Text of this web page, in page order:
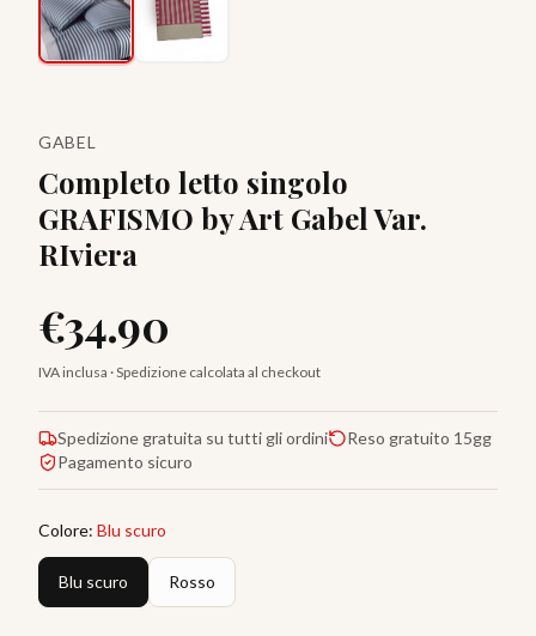
GABEL
Completo letto singolo
GRAFISMO by Art Gabel Var.
RIviera
€34.90
IVA inclusa · Spedizione calcolata al checkout
Spedizione gratuita su tutti gli ordini
Reso gratuito 15gg
Pagamento sicuro
Colore: Blu scuro
Blu scuro Rosso